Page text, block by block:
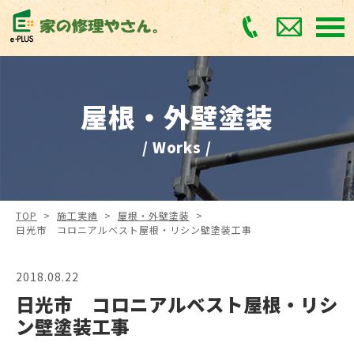
屋根・外壁塗装
/ Works /
TOP > 施工実績 > 屋根・外壁塗装
>
日光市 コロニアルベスト屋根・リシン壁塗装工事
2018.08.22
日光市 コロニアルベスト屋根・リシ
ン壁塗装工事